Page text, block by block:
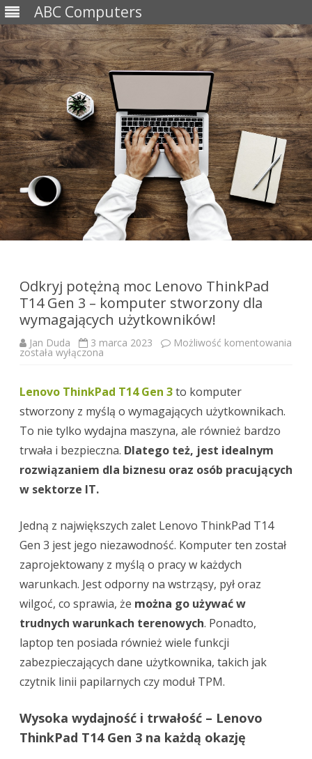
ABC Computers
Odkryj potężną moc Lenovo ThinkPad
T14 Gen 3 – komputer stworzony dla
wymagających użytkowników!
Jan Duda 3 marca 2023 Możliwość komentowania
Odkryj
ThinkPad
T14
Gen
3
–
komputer
stworzony
dla
wymagających
użytkowników!
została wyłączona
Lenovo ThinkPad T14 Gen 3to komputer
stworzony z myślą o wymagających użytkownikach.
To nie tylko wydajna maszyna, ale również bardzo
trwała i bezpieczna. Dlatego też, jest idealnym
rozwiązaniem dla biznesu oraz osób pracujących
w sektorze IT.
Jedną z największych zalet Lenovo ThinkPad T14
Gen 3 jest jego niezawodność. Komputer ten został
zaprojektowany z myślą o pracy w każdych
warunkach. Jest odporny na wstrząsy, pył oraz
wilgoć, co sprawia, że można go używać w
trudnych warunkach terenowych. Ponadto,
laptop ten posiada również wiele funkcji
zabezpieczających dane użytkownika, takich jak
czytnik linii papilarnych czy moduł TPM.
Wysoka wydajność i trwałość – Lenovo
ThinkPad T14 Gen 3 na każdą okazję